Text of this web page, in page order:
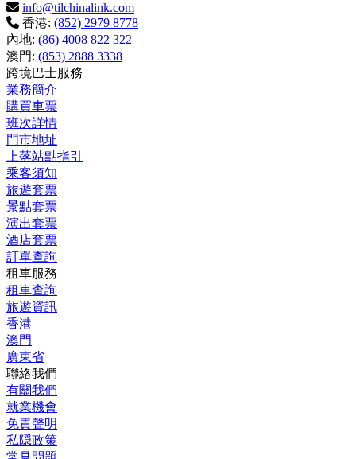
info@tilchinalink.com
香港: (852) 2979 8778
內地: (86) 4008 822 322
澳門: (853) 2888 3338
跨境巴士服務
業務簡介
購買車票
班次詳情
門市地址
上落站點指引
乘客須知
旅遊套票
景點套票
演出套票
酒店套票
訂單查詢
租車服務
租車查詢
旅遊資訊
香港
澳門
廣東省
聯絡我們
有關我們
就業機會
免責聲明
私隠政策